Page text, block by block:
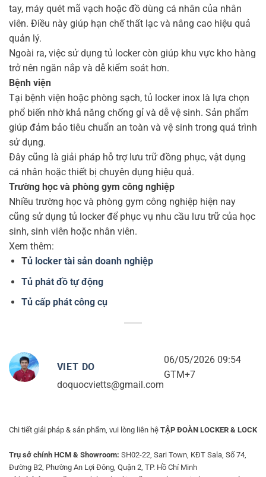
tay, máy quét mã vạch hoặc đồ dùng cá nhân của nhân
viên. Điều này giúp hạn chế thất lạc và nâng cao hiệu quả
quản lý.
Ngoài ra, việc sử dụng tủ locker còn giúp khu vực kho hàng
trở nên ngăn nắp và dễ kiểm soát hơn.
Bệnh viện
Tại bệnh viện hoặc phòng sạch, tủ locker inox là lựa chọn
phổ biến nhờ khả năng chống gỉ và dễ vệ sinh. Sản phẩm
giúp đảm bảo tiêu chuẩn an toàn và vệ sinh trong quá trình
sử dụng.
Đây cũng là giải pháp hỗ trợ lưu trữ đồng phục, vật dụng
cá nhân hoặc thiết bị chuyên dụng hiệu quả.
Trường học và phòng gym công nghiệp
Nhiều trường học và phòng gym công nghiệp hiện nay
cũng sử dụng tủ locker để phục vụ nhu cầu lưu trữ của học
sinh, sinh viên hoặc nhân viên.
Xem thêm:
Tủ locker tài sản doanh nghiệp
Tủ phát đồ tự động
Tủ cấp phát công cụ
VIET DO
doquocvietts@gmail.com
06/05/2026 09:54
GTM+7
Chi tiết giải pháp & sản phẩm, vui lòng liên hệ TẬP ĐOÀN LOCKER & LOCK
Trụ sở chính HCM & Showroom: SH02-22, Sari Town, KĐT Sala, Số 74,
Đường B2, Phường An Lợi Đông, Quận 2, TP. Hồ Chí Minh